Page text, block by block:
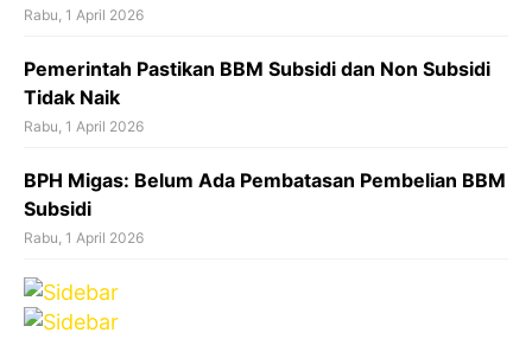
Rabu, 1 April 2026
Pemerintah Pastikan BBM Subsidi dan Non Subsidi
Tidak Naik
Rabu, 1 April 2026
BPH Migas: Belum Ada Pembatasan Pembelian BBM
Subsidi
Rabu, 1 April 2026